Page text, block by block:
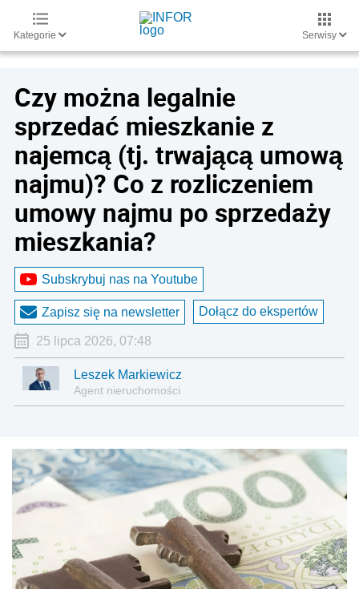
Kategorie Serwisy
Czy można legalnie
sprzedać mieszkanie z
najemcą (tj. trwającą umową
najmu)? Co z rozliczeniem
umowy najmu po sprzedaży
mieszkania?
Subskrybuj nas na Youtube
Zapisz się na newsletter Dołącz do ekspertów
25 lipca 2026, 07:48
Leszek Markiewicz
Agent nieruchomości